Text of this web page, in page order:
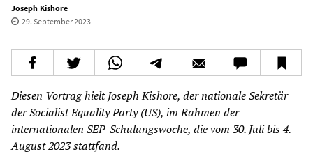
Joseph Kishore
29. September 2023
Diesen Vortrag hielt Joseph Kishore, der nationale Sekretär
der Socialist Equality Party (US), im Rahmen der
internationalen SEP-Schulungswoche, die vom 30. Juli bis 4.
August 2023 stattfand.